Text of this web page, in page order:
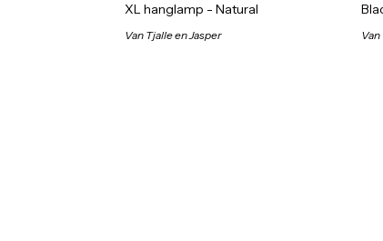
XL hanglamp - Natural
Van Tjalle en Jasper